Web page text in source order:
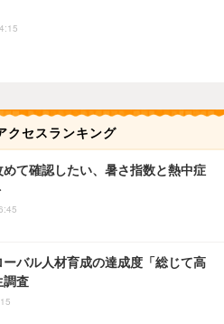
クセスランキング
めて確認したい、暑さ指数と熱中症
ーバル人材育成の達成度「総じて高
調査